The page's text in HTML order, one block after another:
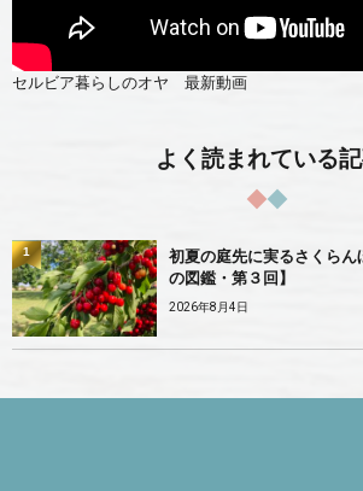
セルビア暮らしのオヤ 最新動画
よく読まれている
初夏の庭先に実るさくらん
の図鑑・第３回】
2026年8月4日
1